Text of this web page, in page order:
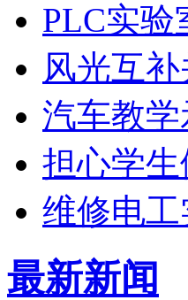
PLC实验
风光互
汽车教
担心学
维修电
最新新闻